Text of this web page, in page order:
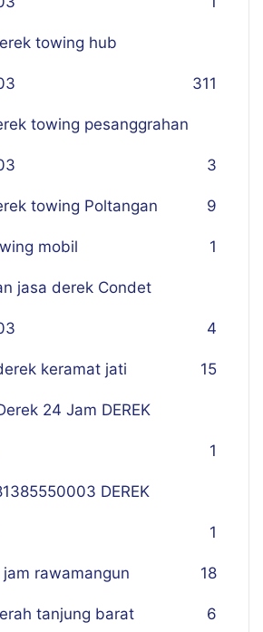
towing hub
311
towing pesanggrahan
3
towing Poltangan 9
mobil 1
jasa derek Condet
4
keramat jati 15
24 Jam DEREK
1
DEREK
1
rawamangun 18
tanjung barat 6